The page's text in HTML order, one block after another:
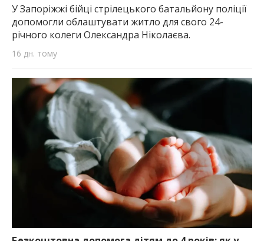
У Запоріжжі бійці стрілецького батальйону поліції
допомогли облаштувати житло для свого 24-
річного колеги Олександра Ніколаєва.
16 дн. тому